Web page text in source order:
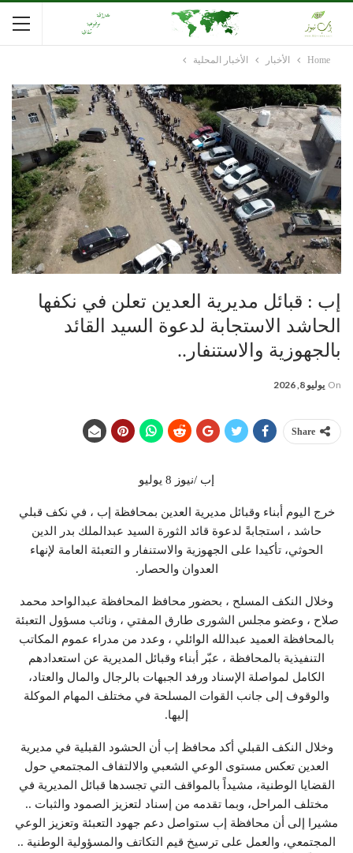
Home الأخبار الأخبار المحلية
إب : قبائل مديرية العدين تعلن في نكفها
الحاشد الاستجابة لدعوة السيد القائد
بالجهوزية والاستنفار..
On يوليو 8, 2026
Share
إب /نيوز 8 يوليو
خرج اليوم أبناء وقبائل مديرية العدين بمحافظة إب ، في نكف قبلي
حاشد ، استجابةً لدعوة قائد الثورة السيد عبدالملك بدر الدين
الحوثي، تأكيدا على الجهوزية والاستنفار و التعبئة العامة لإنهاء
العدوان والحصار.
وخلال النكف المسلح ، بحضور محافظ المحافظة عبدالواحد محمد
صلاح ، وعضو مجلس الشورى طارق المفتي ، ونائب مسؤول التعبئة
بالمحافظة العميد عبدالله الوائلي ، وعدد من مدراء عموم المكاتب
التنفيذية بالمحافظة ، عبّر أبناء وقبائل المديرية عن استعدادهم
الكامل لمواصلة الإسناد ورفد الجبهات بالرجال والمال والعتاد،
والوقوف إلى جانب القوات المسلحة في مختلف المهام الموكلة
إليها.
وخلال النكف القبلي أكد محافظ إب أن الحشود القبلية في مديرية
العدين تعكس مستوى الوعي الشعبي والالتفاف المجتمعي حول
القضايا الوطنية، مشيداً بالمواقف التي تجسدها قبائل المديرية في
مختلف المراحل، وبما تقدمه من إسناد لتعزيز الصمود والثبات ..
مشيرا إلى أن محافظة إب ستواصل دعم جهود التعبئة وتعزيز الوعي
المجتمعي، والعمل على ترسيخ قيم التكاتف والمسؤولية الوطنية ..